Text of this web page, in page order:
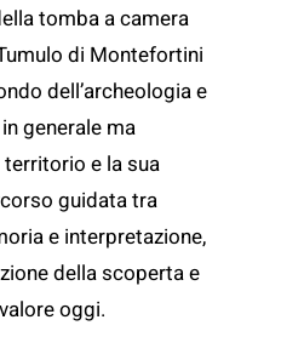
tomba a camera
di Montefortini
dell’archeologia e
generale ma
e la sua
guidata tra
e interpretazione,
della scoperta e
oggi.